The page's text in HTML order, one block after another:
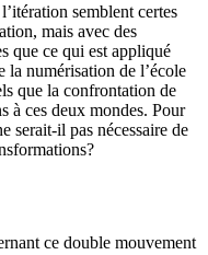
semblent certes
mais avec des
que ce qui est appliqué
la numérisation de l’école
que la confrontation de
à ces deux mondes. Pour
serait-il pas nécessaire de
ce double mouvement